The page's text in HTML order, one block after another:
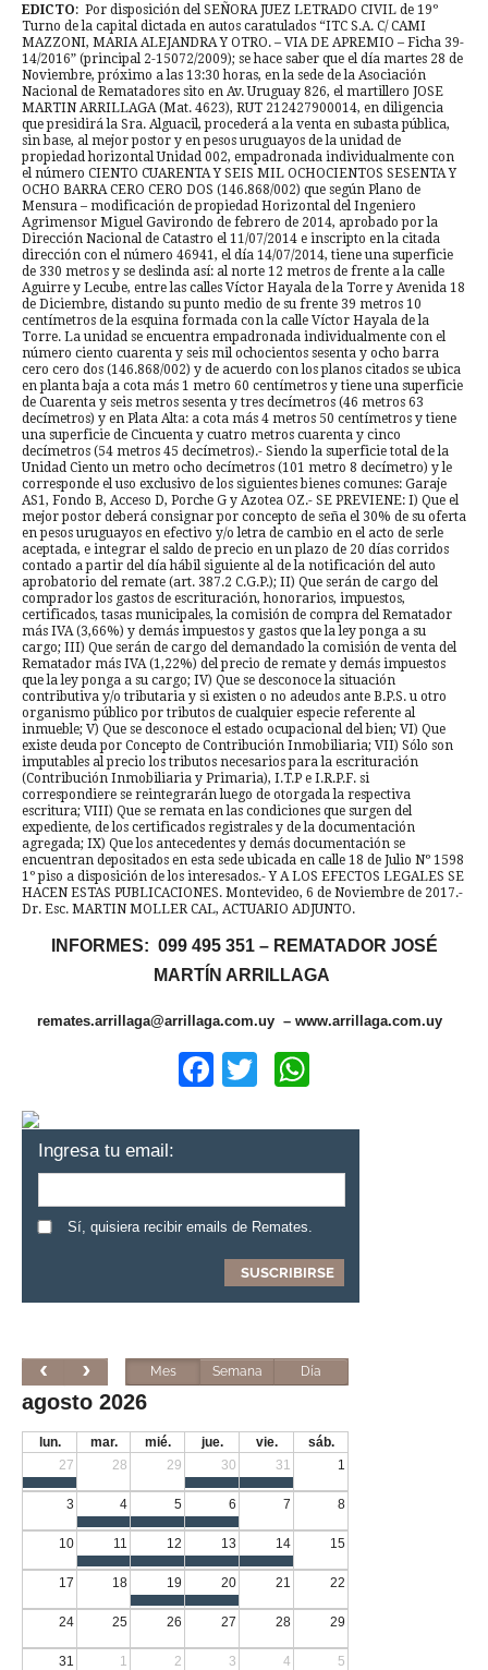
EDICTO: Por disposición del SEÑORA JUEZ LETRADO CIVIL de 19º
Turno de la capital dictada en autos caratulados “ITC S.A. C/ CAMI
MAZZONI, MARIA ALEJANDRA Y OTRO. – VIA DE APREMIO – Ficha 39-
14/2016” (principal 2-15072/2009); se hace saber que el día martes 28 de
Noviembre, próximo a las 13:30 horas, en la sede de la Asociación
Nacional de Rematadores sito en Av. Uruguay 826, el martillero JOSE
MARTIN ARRILLAGA (Mat. 4623), RUT 212427900014, en diligencia
que presidirá la Sra. Alguacil, procederá a la venta en subasta pública,
sin base, al mejor postor y en pesos uruguayos de la unidad de
propiedad horizontal Unidad 002, empadronada individualmente con
el número CIENTO CUARENTA Y SEIS MIL OCHOCIENTOS SESENTA Y
OCHO BARRA CERO CERO DOS (146.868/002) que según Plano de
Mensura – modificación de propiedad Horizontal del Ingeniero
Agrimensor Miguel Gavirondo de febrero de 2014, aprobado por la
Dirección Nacional de Catastro el 11/07/2014 e inscripto en la citada
dirección con el número 46941, el día 14/07/2014, tiene una superficie
de 330 metros y se deslinda así: al norte 12 metros de frente a la calle
Aguirre y Lecube, entre las calles Víctor Hayala de la Torre y Avenida 18
de Diciembre, distando su punto medio de su frente 39 metros 10
centímetros de la esquina formada con la calle Víctor Hayala de la
Torre. La unidad se encuentra empadronada individualmente con el
número ciento cuarenta y seis mil ochocientos sesenta y ocho barra
cero cero dos (146.868/002) y de acuerdo con los planos citados se ubica
en planta baja a cota más 1 metro 60 centímetros y tiene una superficie
de Cuarenta y seis metros sesenta y tres decímetros (46 metros 63
decímetros) y en Plata Alta: a cota más 4 metros 50 centímetros y tiene
una superficie de Cincuenta y cuatro metros cuarenta y cinco
decímetros (54 metros 45 decímetros).- Siendo la superficie total de la
Unidad Ciento un metro ocho decímetros (101 metro 8 decímetro) y le
corresponde el uso exclusivo de los siguientes bienes comunes: Garaje
AS1, Fondo B, Acceso D, Porche G y Azotea OZ.- SE PREVIENE: I) Que el
mejor postor deberá consignar por concepto de seña el 30% de su oferta
en pesos uruguayos en efectivo y/o letra de cambio en el acto de serle
aceptada, e integrar el saldo de precio en un plazo de 20 días corridos
contado a partir del día hábil siguiente al de la notificación del auto
aprobatorio del remate (art. 387.2 C.G.P.); II) Que serán de cargo del
comprador los gastos de escrituración, honorarios, impuestos,
certificados, tasas municipales, la comisión de compra del Rematador
más IVA (3,66%) y demás impuestos y gastos que la ley ponga a su
cargo; III) Que serán de cargo del demandado la comisión de venta del
Rematador más IVA (1,22%) del precio de remate y demás impuestos
que la ley ponga a su cargo; IV) Que se desconoce la situación
contributiva y/o tributaria y si existen o no adeudos ante B.P.S. u otro
organismo público por tributos de cualquier especie referente al
inmueble; V) Que se desconoce el estado ocupacional del bien; VI) Que
existe deuda por Concepto de Contribución Inmobiliaria; VII) Sólo son
imputables al precio los tributos necesarios para la escrituración
(Contribución Inmobiliaria y Primaria), I.T.P e I.R.P.F. si
correspondiere se reintegrarán luego de otorgada la respectiva
escritura; VIII) Que se remata en las condiciones que surgen del
expediente, de los certificados registrales y de la documentación
agregada; IX) Que los antecedentes y demás documentación se
encuentran depositados en esta sede ubicada en calle 18 de Julio Nº 1598
1º piso a disposición de los interesados.- Y A LOS EFECTOS LEGALES SE
HACEN ESTAS PUBLICACIONES. Montevideo, 6 de Noviembre de 2017.-
Dr. Esc. MARTIN MOLLER CAL, ACTUARIO ADJUNTO.
INFORMES: 099 495 351 – REMATADOR JOSÉ
MARTÍN ARRILLAGA
remates.arrillaga@arrillaga.com.uy – www.arrillaga.com.uy
Facebook
Twitter
Ingresa tu email:
Sí, quisiera recibir emails de Remates.
Mes Semana Día
agosto 2026
lun. mar. mié. jue. vie.
sáb.
27
28 29 30 31 1
3 4 5 6 7 8
10 11 12 13 14 15
17 18 19 20 21 22
24 25 26 27 28 29
31 1 2 3 4 5